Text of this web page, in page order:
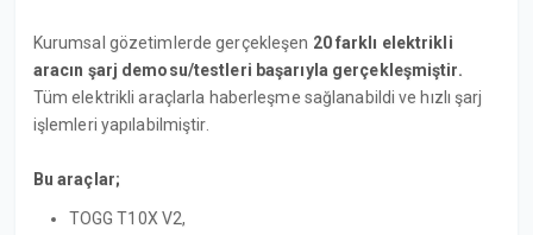
Kurumsal gözetimlerde gerçekleşen 20 farklı elektrikli
aracın şarj demosu/testleri başarıyla gerçekleşmiştir.
Tüm elektrikli araçlarla haberleşme sağlanabildi ve hızlı şarj
işlemleri yapılabilmiştir.
Bu araçlar;
TOGG T10X V2,